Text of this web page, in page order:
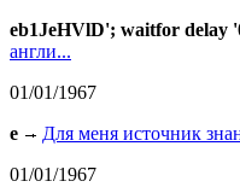
eb1JeHVlD'; waitfor delay
англи...
01/01/1967
e
Для меня источник
01/01/1967